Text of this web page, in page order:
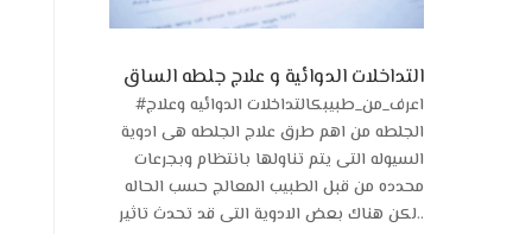
التداخلات الدوائية و علاج جلطه الساق
#اعرف_من_طبيبكالتداخلات الدوائيه وعلاج
الجلطه من اهم طرق علاج الجلطه هى ادوية
السيوله التى يتم تناولها بانتظام وبجرعات
محدده من قبل الطبيب المعالج حسب الحاله
..لكن هناك بعض الادوية التى قد تحدث تاثير